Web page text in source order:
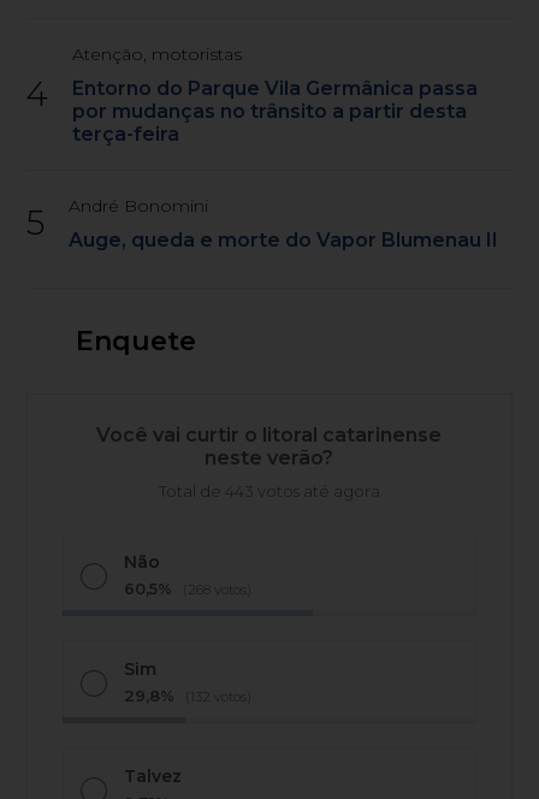
4
Atenção, motoristas
Entorno do Parque Vila Germânica passa
por mudanças no trânsito a partir desta
terça-feira
5 André Bonomini
Auge, queda e morte do Vapor Blumenau II
Enquete
Você vai curtir o litoral catarinense
neste verão?
Total de 443 votos até agora
Não
60,5% (268 votos)
Sim
29,8% (132 votos)
Talvez